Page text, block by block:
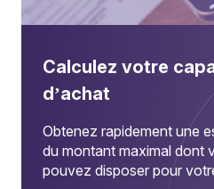
Calculez votre
d’achat
Obtenez rapidement une
du montant maximal dont
pouvez disposer pour